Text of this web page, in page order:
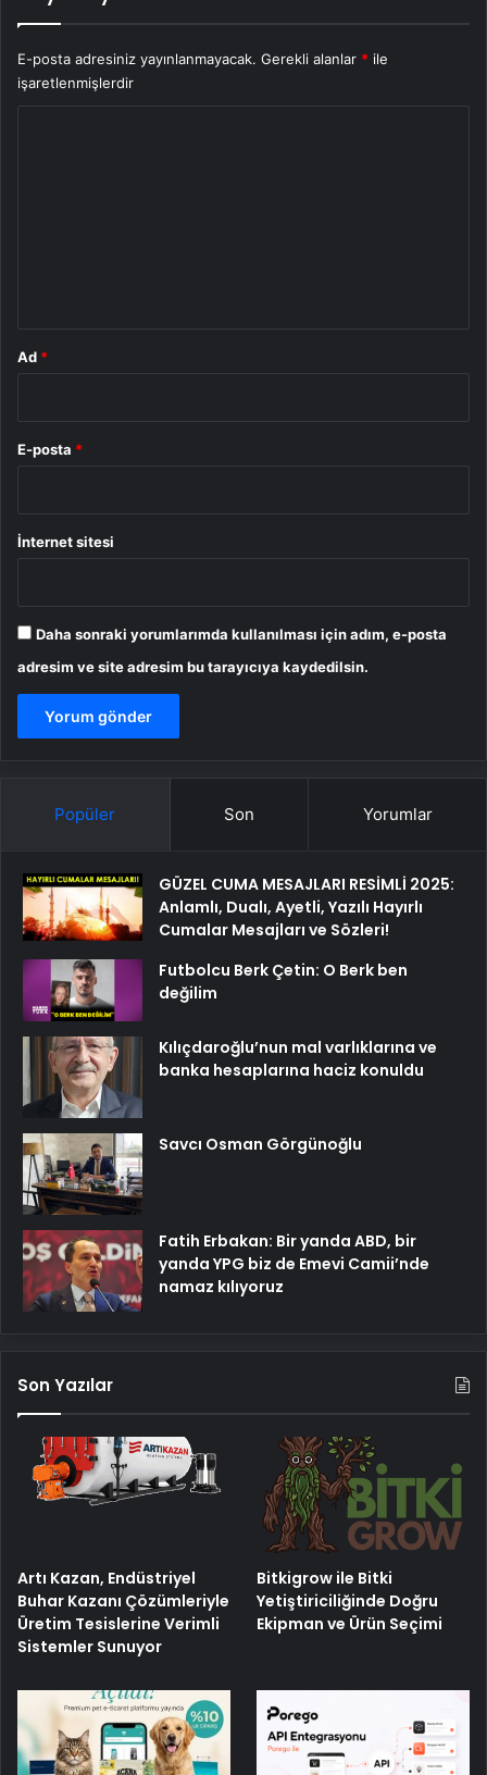
E-posta adresiniz yayınlanmayacak. Gerekli alanlar * ile
işaretlenmişlerdir
Ad *
E-posta *
İnternet sitesi
Daha sonraki yorumlarımda kullanılması için adım, e-posta
adresim ve site adresim bu tarayıcıya kaydedilsin.
Popüler Son Yorumlar
GÜZEL CUMA MESAJLARI RESİMLİ 2025:
Anlamlı, Dualı, Ayetli, Yazılı Hayırlı
Cumalar Mesajları ve Sözleri!
Futbolcu Berk Çetin: O Berk ben
değilim
Kılıçdaroğlu’nun mal varlıklarına ve
banka hesaplarına haciz konuldu
Savcı Osman Görgünoğlu
Fatih Erbakan: Bir yanda ABD, bir
yanda YPG biz de Emevi Camii’nde
namaz kılıyoruz
Son Yazılar
Artı Kazan, Endüstriyel
Buhar Kazanı Çözümleriyle
Üretim Tesislerine Verimli
Sistemler Sunuyor
Bitkigrow ile Bitki
Yetiştiriciliğinde Doğru
Ekipman ve Ürün Seçimi